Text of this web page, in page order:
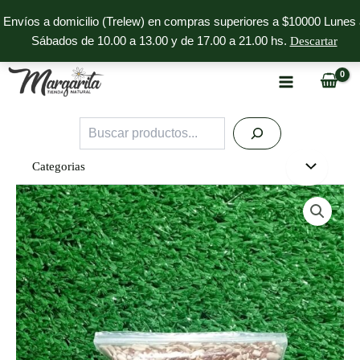
Envíos a domicilio (Trelew) en compras superiores a $10000 Lunes
Sábados de 10.00 a 13.00 y de 17.00 a 21.00 hs. Descartar
al
contenido
Buscar
Categorias
Mix
de
Semillas
(Lino,
Sésamo
Integral,
Chía,
Girasol)
x
200
g